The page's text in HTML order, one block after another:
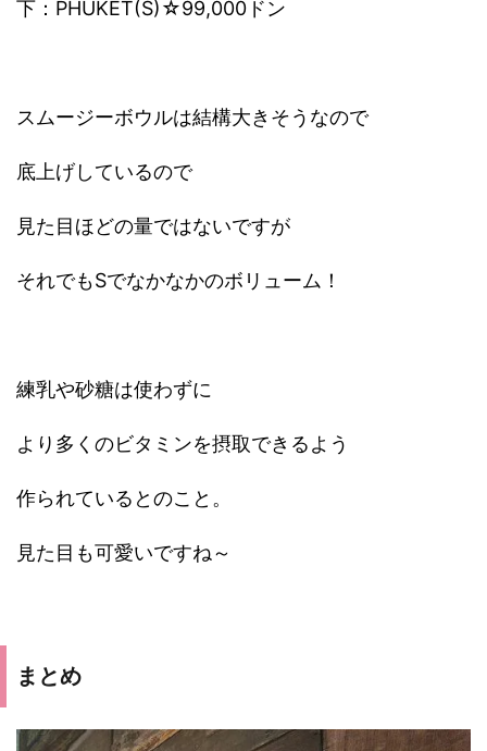
下： PHUKET(S)☆99,000ドン
スムージーボウルは結構大きそうなので
底上げしているので
見た目ほどの量ではないですが
それでもSでなかなかのボリューム！
練乳や砂糖は使わずに
より多くのビタミンを摂取できるよう
作られているとのこと。
見た目も可愛いですね～
まとめ